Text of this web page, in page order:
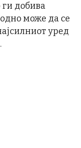
ги добива
може да се
уред